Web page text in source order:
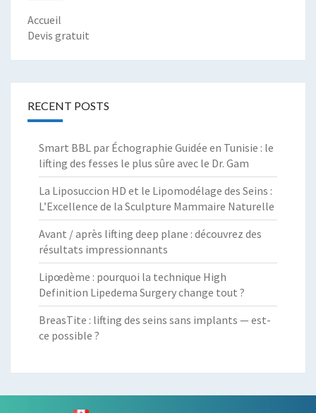
Accueil
Devis gratuit
RECENT POSTS
Smart BBL par Échographie Guidée en Tunisie : le
lifting des fesses le plus sûre avec le Dr. Gam
La Liposuccion HD et le Lipomodélage des Seins :
L’Excellence de la Sculpture Mammaire Naturelle
Avant / après lifting deep plane : découvrez des
résultats impressionnants
Lipœdème : pourquoi la technique High
Definition Lipedema Surgery change tout ?
BreasTite : lifting des seins sans implants — est-
ce possible ?